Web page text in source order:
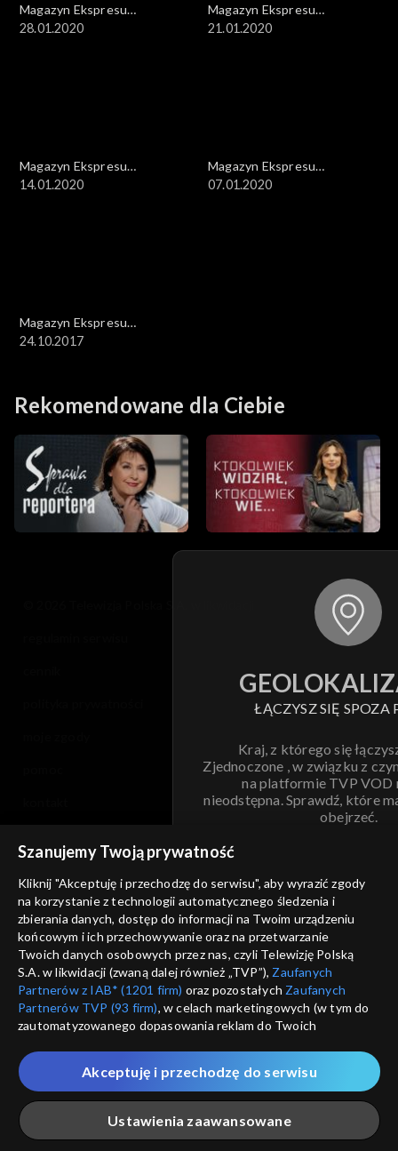
Magazyn Ekspresu
Reporterów
28.01.2020
Magazyn Ekspresu
Reporterów
21.01.2020
Magazyn Ekspresu
Reporterów
14.01.2020
Magazyn Ekspresu
Reporterów
07.01.2020
Magazyn Ekspresu
Reporterów
24.10.2017
Rekomendowane dla Ciebie
ŁĄCZYSZ SIĘ SPOZA
Kraj, z którego się
Zjednoczone , w związku z
na platformie TVP VOD
nieodstępna. Sprawdź, które
obejrzeć.
ANULUJ
informacje o dostawcy usług
Szanujemy Twoją prywatność
Kliknij "Akceptuję i przechodzę do serwisu", aby wyrazić zgody
na korzystanie z technologii automatycznego śledzenia i
zbierania danych, dostęp do informacji na Twoim urządzeniu
końcowym i ich przechowywanie oraz na przetwarzanie
Twoich danych osobowych przez nas, czyli Telewizję Polską
S.A. w likwidacji (zwaną dalej również „TVP”), Zaufanych
Partnerów z IAB* (1201 firm) oraz pozostałych Zaufanych
Partnerów TVP (93 firm), w celach marketingowych (w tym do
zautomatyzowanego dopasowania reklam do Twoich
które wskazujemy poniżej, a także zgody na udostępnianie
przez nas identyfikatora PPID do Google.
Twoje dane osobowe zbierane podczas odwiedzania przez
Ciebie naszych
poszczególnych serwisówzwanych dalej
„Portalem”, w tym informacje zapisywane za pomocą
Ustawienia zaawansowane
Akceptuję i przechodzę do serwisu